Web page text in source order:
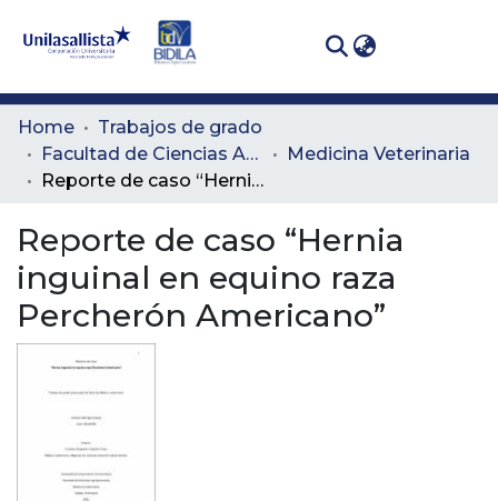
Communities
& Collections
All of DSpace
Statistics
Home
Trabajos de grado
Facultad de Ciencias Administrativas y Agropecuarias
Medicina Veterinaria
Reporte de caso “Hernia inguinal en equino raza Percherón Americano”
Reporte de caso “Hernia
inguinal en equino raza
Percherón Americano”